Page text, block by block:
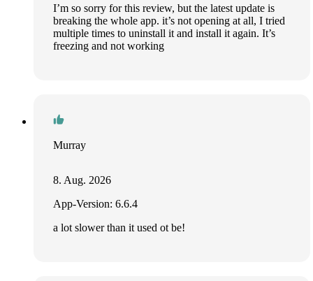
I’m so sorry for this review, but the latest update is
breaking the whole app. it’s not opening at all, I tried
multiple times to uninstall it and install it again. It’s
freezing and not working
Murray
8. Aug. 2026
App-Version: 6.6.4
a lot slower than it used ot be!